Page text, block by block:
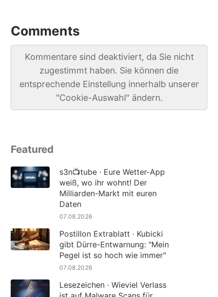
Comments
Kommentare sind deaktiviert, da Sie nicht
zugestimmt haben. Sie können die
entsprechende Einstellung innerhalb unserer
"Cookie-Auswahl" ändern.
Featured
s3n📺tube · Eure Wetter-App
weiß, wo ihr wohnt! Der
Milliarden-Markt mit euren
Daten
07.08.2026
Postillon Extrablatt · Kubicki
gibt Dürre-Entwarnung: "Mein
Pegel ist so hoch wie immer"
07.08.2026
Lesezeichen · Wieviel Verlass